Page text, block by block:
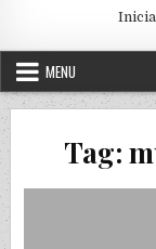
MENU
Tag: